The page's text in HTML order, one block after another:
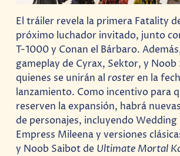
El tráiler revela la primera Fatality
próximo luchador invitado, junto
T-1000 y Conan el Bárbaro.
gameplay de Cyrax, Sektor, y Noob
quienes se unirán al rosteren la
lanzamiento. Como incentivo para
reserven la expansión, habrá
de personajes, incluyendo Wedding
Empress Mileena y versiones
y Noob Saibot de Ultimate Mortal